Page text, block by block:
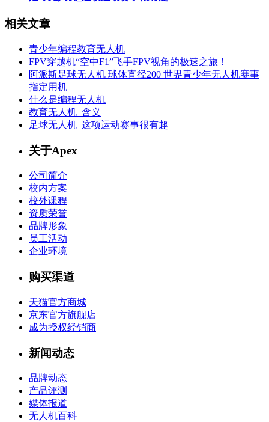
相关文章
青少年编程教育无人机
FPV穿越机“空中F1”飞手FPV视角的极速之旅！
阿派斯足球无人机 球体直径200 世界青少年无人机赛事
指定用机
什么是编程无人机
教育无人机_含义
足球无人机_这项运动赛事很有趣
关于Apex
公司简介
校内方案
校外课程
资质荣誉
品牌形象
员工活动
企业环境
购买渠道
天猫官方商城
京东官方旗舰店
成为授权经销商
新闻动态
品牌动态
产品评测
媒体报道
无人机百科